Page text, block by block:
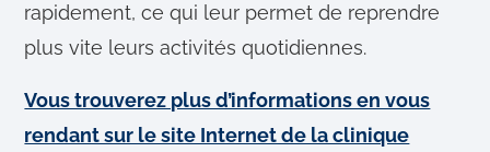
rapidement, ce qui leur permet de reprendre
plus vite leurs activités quotidiennes.
Vous trouverez plus d’informations en vous
rendant sur le site Internet de la clinique